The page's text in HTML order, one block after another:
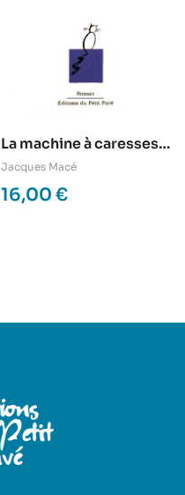
La machine à caresses,
ou vingt ans après
2000
Jacques Macé
16,00 €